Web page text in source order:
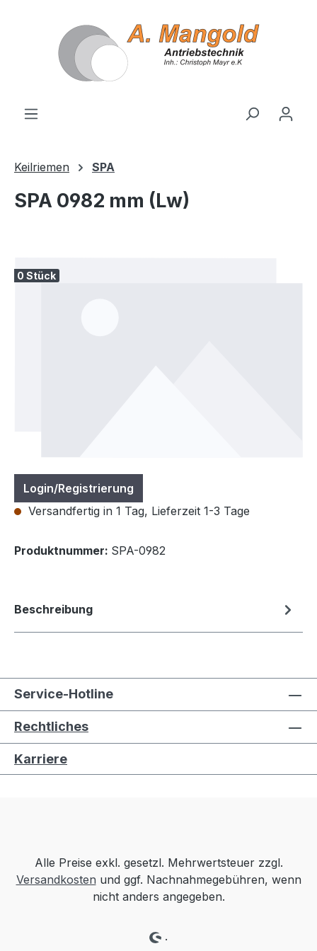
Keilriemen SPA
SPA 0982 mm (Lw)
0 Stück
Login/Registrierung
Versandfertig in 1 Tag, Lieferzeit 1-3 Tage
Produktnummer: SPA-0982
Beschreibung
Service-Hotline
Rechtliches
Karriere
Alle Preise exkl. gesetzl. Mehrwertsteuer zzgl.
Versandkosten und ggf. Nachnahmegebühren, wenn
nicht anders angegeben.
.